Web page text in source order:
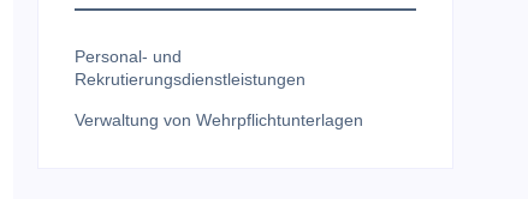
Personal- und
Rekrutierungsdienstleistungen
Verwaltung von Wehrpflichtunterlagen